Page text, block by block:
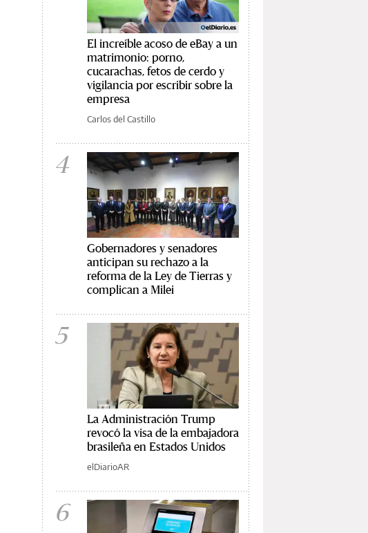
El increíble acoso de eBay a un
matrimonio: porno,
cucarachas, fetos de cerdo y
vigilancia por escribir sobre la
empresa
Carlos del Castillo
4
Gobernadores y senadores
anticipan su rechazo a la
reforma de la Ley de Tierras y
complican a Milei
5
La Administración Trump
revocó la visa de la embajadora
brasileña en Estados Unidos
elDiarioAR
6